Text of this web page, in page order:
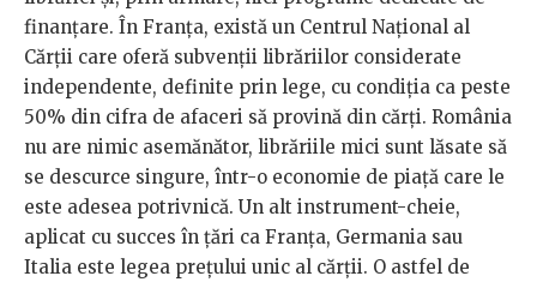
finanțare. În Franța, există un Centrul Național al
Cărții care oferă subvenții librăriilor considerate
independente, definite prin lege, cu condiția ca peste
50% din cifra de afaceri să provină din cărți. România
nu are nimic asemănător, librăriile mici sunt lăsate să
se descurce singure, într-o economie de piață care le
este adesea potrivnică. Un alt instrument-cheie,
aplicat cu succes în țări ca Franța, Germania sau
Italia este legea prețului unic al cărții. O astfel de